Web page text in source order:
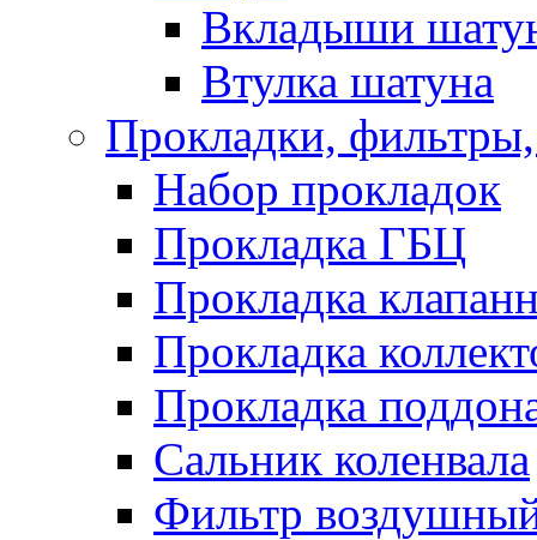
Вкладыши
Втулка шатуна
Прокладки,
Набор прокладок
Прокладка ГБЦ
Прокладка
Прокладка
Прокладка
Сальник коленвала
Фильтр